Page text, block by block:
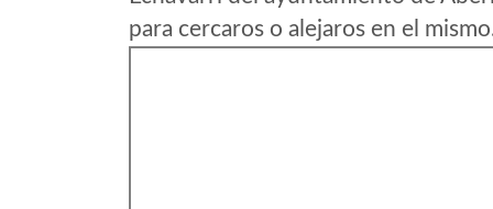
para cercaros o alejaros en el